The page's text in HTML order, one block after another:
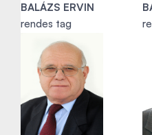
BALÁZS ERVIN
rendes tag